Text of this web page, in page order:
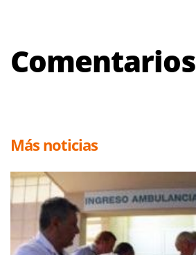
Comentarios
Más noticias